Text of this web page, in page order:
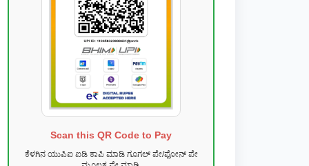
Scan this QR Code to Pay
ಕೆಳಗಿನ ಯುಪಿಐ ಐಡಿ ಕಾಪಿ ಮಾಡಿ ಗೂಗಲ್ ಪೇ/ಫೋನ್ ಪೇ